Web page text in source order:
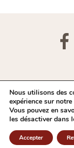
Nous utilisons des
expérience sur notre
Vous pouvez en
les désactiver dans
Accepter